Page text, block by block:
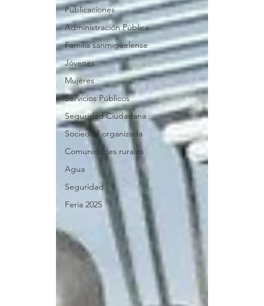
Publicaciones
Administración Pública
Familia sanmiguelense
Jóvenes
Mujeres
Servicios Públicos
Seguridad Ciudadana
Sociedad organizada
Comunidades rurales
Agua
Seguridad
Feria 2025